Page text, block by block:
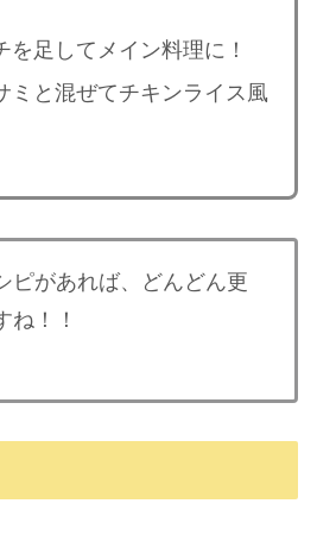
を足してメイン料理に！
ミと混ぜてチキンライス風
ピがあれば、どんどん更
ね！！